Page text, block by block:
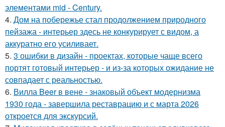
элементами mid - Century.
4. Дом на побережье стал продолжением природного
пейзажа - интерьер здесь не конкурирует с видом, а
аккуратно его усиливает.
5. 3 ошибки в дизайн - проектах, которые чаще всего
портят готовый интерьер - и из-за которых ожидание не
совпадает с реальностью.
6. Вилла Beer в вене - знаковый объект модернизма
1930 года - завершила реставрацию и с марта 2026
откроется для экскурсий.